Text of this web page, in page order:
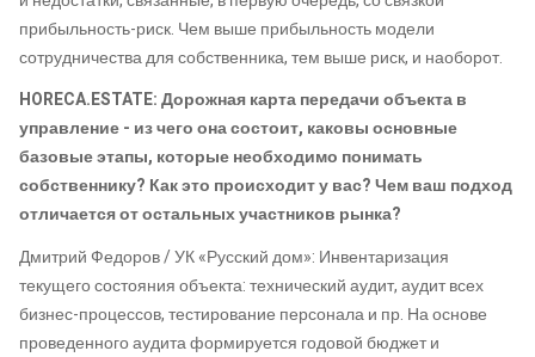
прибыльность-риск. Чем выше прибыльность модели
сотрудничества для собственника, тем выше риск, и наоборот.
HORECA.ESTATE: Дорожная карта передачи объекта в
управление - из чего она состоит, каковы основные
базовые этапы, которые необходимо понимать
собственнику? Как это происходит у вас? Чем ваш подход
отличается от остальных участников рынка?
Дмитрий Федоров / УК «Русский дом»: Инвентаризация
текущего состояния объекта: технический аудит, аудит всех
бизнес-процессов, тестирование персонала и пр. На основе
проведенного аудита формируется годовой бюджет и